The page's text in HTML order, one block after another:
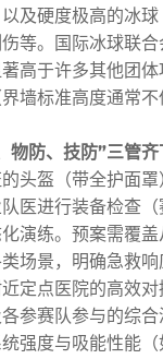
及硬度极高的冰
等。国际冰球联
高于许多其他团
墙标准高度通常
防、技防”三管齐
头盔（带全护面
医进行装备检查（
演练。预案需覆
场景，明确急救
定点医院的高效对
参赛队参与的综
强度与吸能性能